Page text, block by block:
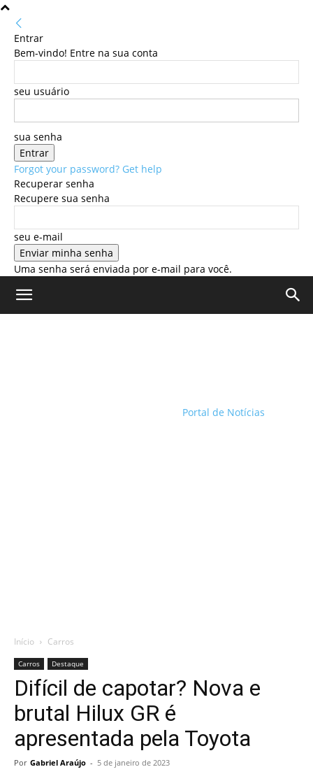
Entrar
Bem-vindo! Entre na sua conta
seu usuário
sua senha
Forgot your password? Get help
Recuperar senha
Recupere sua senha
seu e-mail
Uma senha será enviada por e-mail para você.
Portal de Notícias
Início Carros
Carros Destaque
Difícil de capotar? Nova e
brutal Hilux GR é
apresentada pela Toyota
Por Gabriel Araújo - 5 de janeiro de 2023